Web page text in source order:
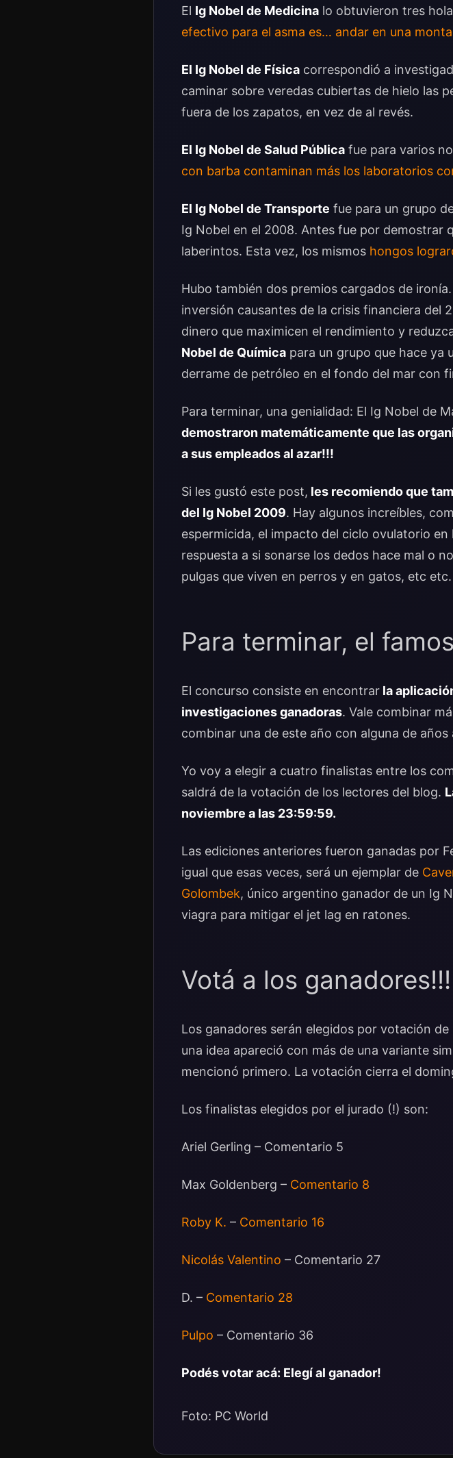
El Ig Nobel de Medicina lo obtuvieron tres
efectivo para el asma es… andar en una
El Ig Nobel de Física correspondió a
caminar sobre veredas cubiertas de hielo las
fuera de los zapatos, en vez de al revés.
El Ig Nobel de Salud Pública fue para varios
con barba contaminan más los laboratorios
El Ig Nobel de Transporte fue para un grupo
Ig Nobel en el 2008. Antes fue por demostrar
laberintos. Esta vez, los mismos hongos
Hubo también dos premios cargados de
inversión causantes de la crisis financiera del
dinero que maximicen el rendimiento y
Nobel de Química para un grupo que hace ya
derrame de petróleo en el fondo del mar con
Para terminar, una genialidad: El Ig Nobel de
demostraron matemáticamente que las
a sus empleados al azar!!!
Si les gustó este post, les recomiendo que
del Ig Nobel 2009. Hay algunos increíbles,
espermicida, el impacto del ciclo ovulatorio
respuesta a si sonarse los dedos hace mal o
pulgas que viven en perros y en gatos, etc etc.
Para terminar, el
El concurso consiste en encontrar la
investigaciones ganadoras. Vale combinar
combinar una de este año con alguna de años
Yo voy a elegir a cuatro finalistas entre los
saldrá de la votación de los lectores del blog.
noviembre a las 23:59:59.
Las ediciones anteriores fueron ganadas por
igual que esas veces, será un ejemplar de
Golombek, único argentino ganador de un Ig
viagra para mitigar el jet lag en ratones.
Votá a los ganadores!!!
Los ganadores serán elegidos por votación
una idea apareció con más de una variante
mencionó primero. La votación cierra el
Los finalistas elegidos por el jurado (!) son:
Ariel Gerling – Comentario 5
Max Goldenberg – Comentario 8
Roby K. – Comentario 16
Nicolás Valentino – Comentario 27
D. – Comentario 28
Pulpo – Comentario 36
Podés votar acá: Elegí al ganador!
Foto: PC World